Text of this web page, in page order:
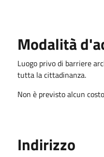
Modalità
Luogo privo di barriere
tutta la cittadinanza.
Non è previsto alcun
Indirizzo